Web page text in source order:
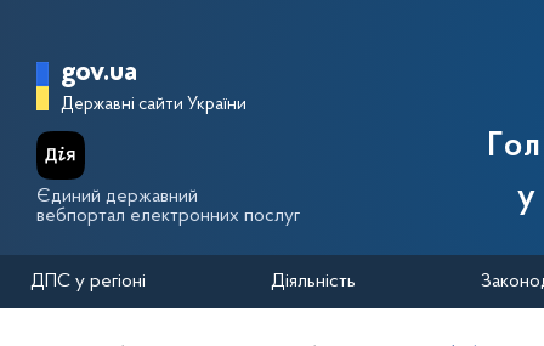
Головна сторінка Державної
gov.ua
Державні сайти України
Єдиний державний
вебпортал електронних послуг
у
ДПС у регіоні Діяльність